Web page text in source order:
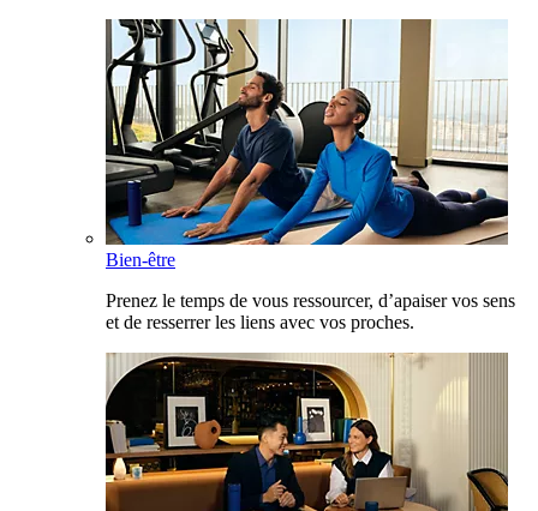
Bien-être
Prenez le temps de vous ressourcer, d’apaiser vos sens
et de resserrer les liens avec vos proches.